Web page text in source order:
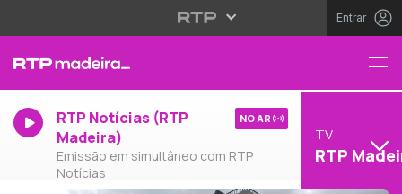
Entrar
RTP Notícias (RTP
Madeira)
Emissão em simultâneo com RTP
Notícias
NO AR
TV
RTP